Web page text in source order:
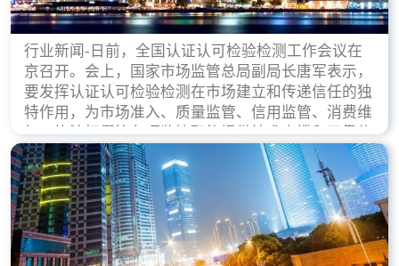
行业新闻-日前，全国认证认可检验检测工作会议在
京召开。会上，国家市场监管总局副局长唐军表示，
要发挥认证认可检验检测在市场建立和传递信任的独
特作用，为市场准入、质量监管、信用监管、消费维
权、执法打假等各项监管职能提供技术支撑和可靠依
据。